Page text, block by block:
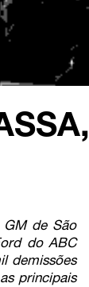
GM de São
do ABC
demissões
principais